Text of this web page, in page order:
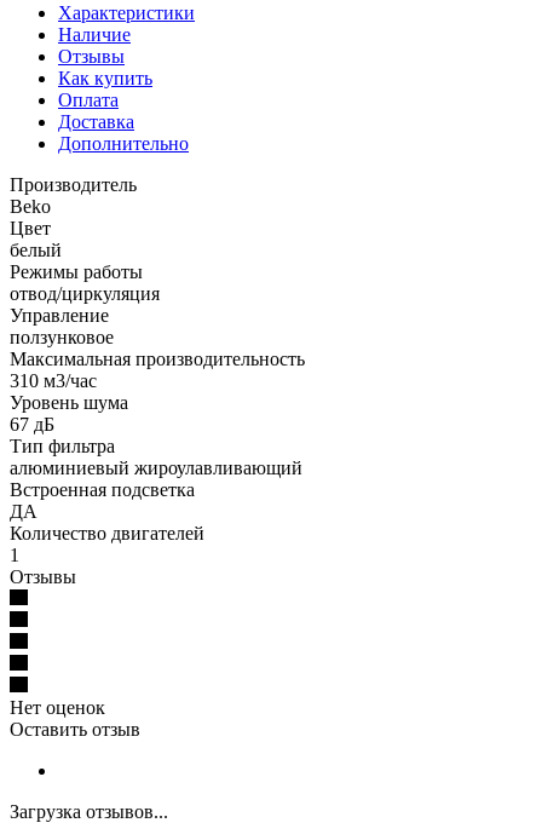
Характеристики
Наличие
Отзывы
Как купить
Оплата
Доставка
Дополнительно
Производитель
Beko
Цвет
белый
Режимы работы
отвод/циркуляция
Управление
ползунковое
Максимальная производительность
310 м3/час
Уровень шума
67 дБ
Тип фильтра
алюминиевый жироулавливающий
Встроенная подсветка
ДА
Количество двигателей
1
Отзывы
Нет оценок
Оставить отзыв
Загрузка отзывов...